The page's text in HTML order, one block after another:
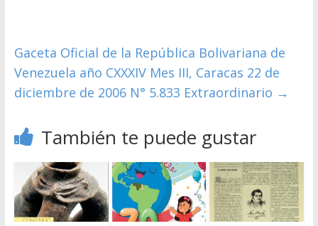
Gaceta Oficial de la República Bolivariana de
Venezuela año CXXXIV Mes III, Caracas 22 de
diciembre de 2006 N° 5.833 Extraordinario →
También te puede gustar